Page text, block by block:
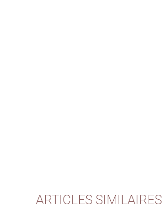
ARTICLES SIMILAIRES